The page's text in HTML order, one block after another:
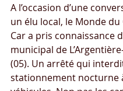
A l’occasion d’une
un élu local, le Monde du
Car a pris connaissance
municipal de
(05). Un arrêté qui
stationnement nocturne